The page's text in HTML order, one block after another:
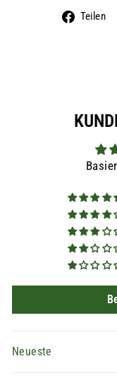
Teilen
SORT BY